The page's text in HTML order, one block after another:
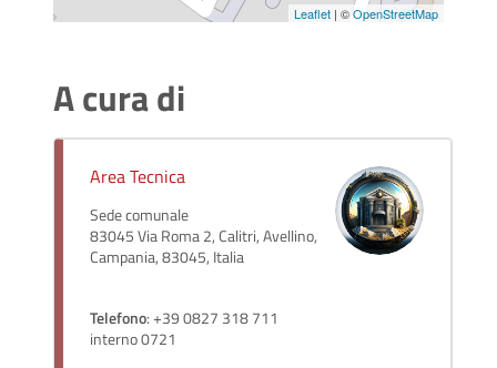
Leaflet | ©OpenStreetMap
A cura di
Area Tecnica
Sede comunale
83045 Via Roma 2, Calitri, Avellino,
Campania, 83045, Italia
Telefono: +39 0827 318 711
interno 0721